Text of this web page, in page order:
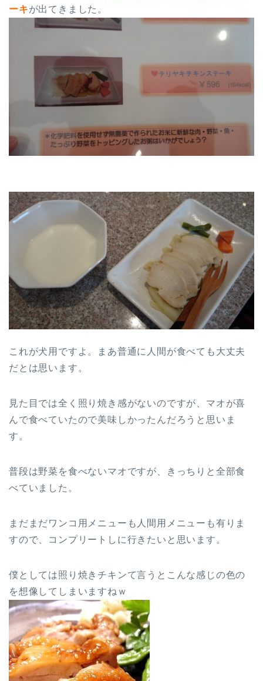
ーキが出てきました。
これが犬用ですよ。まあ普通に人間が食べても大丈夫
だとは思います。
見た目では全く照り焼き感がないのですが、マオが喜
んで食べていたので美味しかったんだろうと思いま
す。
普段は野菜を食べないマオですが、きっちりと全部食
べていました。
まだまだワンコ用メニューも人間用メニューも有りま
すので、コンプリートしに行きたいと思います。
僕としては照り焼きチキンて言うとこんな感じの色の
を想像してしまいますねｗ